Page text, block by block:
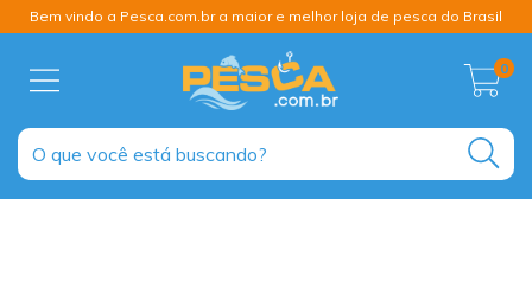
Bem vindo a Pesca.com.br a maior e melhor loja de pesca do Brasil
0